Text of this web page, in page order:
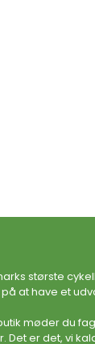
største
at have et
møder du
Det er det, vi